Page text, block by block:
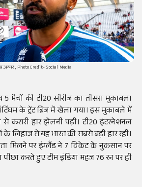
अय्यर, Photo Credit- Social Media
मैचों की टी20 सीरीज का तीसरा मुकाबला
के ट्रेंट ब्रिज में खेला गया। इस मुकाबले में
से करारी हार झेलनी पड़ी। टी20 इंटरनेशनल
के लिहाज से यह भारत की सबसे बड़ी हार रही।
मिलने पर इंग्लैंड ने 7 विकेट के नुकसान पर
करते हुए टीम इंडिया महज 76 रन पर ही